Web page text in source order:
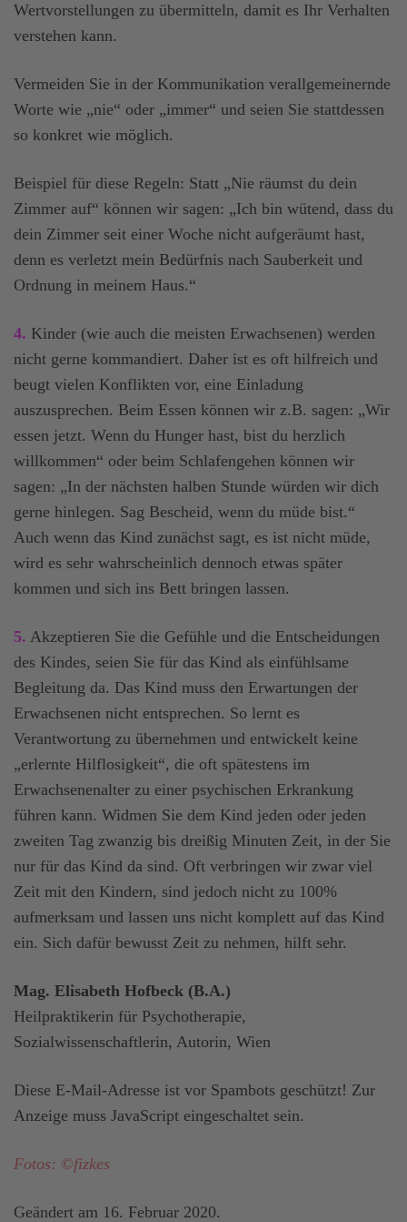
Wertvorstellungen zu übermitteln, damit es Ihr Verhalten
verstehen kann.
Vermeiden Sie in der Kommunikation verallgemeinernde
Worte wie „nie“ oder „immer“ und seien Sie stattdessen
so konkret wie möglich.
Beispiel für diese Regeln: Statt „Nie räumst du dein
Zimmer auf“ können wir sagen: „Ich bin wütend, dass du
dein Zimmer seit einer Woche nicht aufgeräumt hast,
denn es verletzt mein Bedürfnis nach Sauberkeit und
Ordnung in meinem Haus.“
4. Kinder (wie auch die meisten Erwachsenen) werden
nicht gerne kommandiert. Daher ist es oft hilfreich und
beugt vielen Konflikten vor, eine Einladung
auszusprechen. Beim Essen können wir z.B. sagen: „Wir
essen jetzt. Wenn du Hunger hast, bist du herzlich
willkommen“ oder beim Schlafengehen können wir
sagen: „In der nächsten halben Stunde würden wir dich
gerne hinlegen. Sag Bescheid, wenn du müde bist.“
Auch wenn das Kind zunächst sagt, es ist nicht müde,
wird es sehr wahrscheinlich dennoch etwas später
kommen und sich ins Bett bringen lassen.
5. Akzeptieren Sie die Gefühle und die Entscheidungen
des Kindes, seien Sie für das Kind als einfühlsame
Begleitung da. Das Kind muss den Erwartungen der
Erwachsenen nicht entsprechen. So lernt es
Verantwortung zu übernehmen und entwickelt keine
„erlernte Hilflosigkeit“, die oft spätestens im
Erwachsenenalter zu einer psychischen Erkrankung
führen kann. Widmen Sie dem Kind jeden oder jeden
zweiten Tag zwanzig bis dreißig Minuten Zeit, in der Sie
nur für das Kind da sind. Oft verbringen wir zwar viel
Zeit mit den Kindern, sind jedoch nicht zu 100%
aufmerksam und lassen uns nicht komplett auf das Kind
ein. Sich dafür bewusst Zeit zu nehmen, hilft sehr.
Mag. Elisabeth Hofbeck (B.A.)
Heilpraktikerin für Psychotherapie,
Sozialwissenschaftlerin, Autorin, Wien
Diese E-Mail-Adresse ist vor Spambots geschützt! Zur
Anzeige muss JavaScript eingeschaltet sein.
Fotos: ©fizkes
Geändert am 16. Februar 2020.